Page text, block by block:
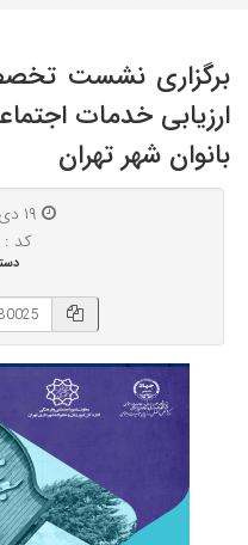
برگزاری نشست
ارزیابی خدمات
بانوان شهر تهران
کد : ۸۰۰۲۵